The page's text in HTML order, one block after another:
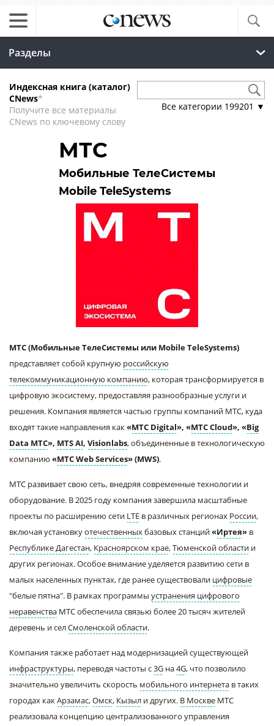
Разделы
Индексная книга (каталог)
CNews*
Получите все материалы
CNews по ключевому слову
Все категории 199201 ▼
МТС
Мобильные ТелеСистемы
Mobile TeleSystems
МТС (Мобильные ТелеСистемы или Mobile TeleSystems)
представляет собой крупную российскую
телекоммуникационную компанию, которая трансформируется в
цифровую экосистему, предоставляя разнообразные услуги и
решения. Компания является частью группы компаний МТС, куда
входят такие направления как«МТС Digital», «МТС Cloud», «Big
Data МТС», MTS AI, Visionlabs, объединенные в технологическую
компанию «МТС Web Services» (MWS).
МТС развивает свою сеть, внедряя современные технологии и
оборудование. В 2025 году компания завершила масштабные
проекты по расширению сети LTE в различных регионах России,
включая установкуотечественныхбазовых станций«Иртея» в
Республике Дагестан, Красноярском крае,Тюменской области и
других регионах. Особое внимание уделяется развитию сети в
малых населенных пунктах, где ранее существовали цифровые
"белые пятна". В рамках программы устранения цифрового
неравенства МТС обеспечила связью более 20 тысяч жителей
деревень и селСмоленской области.
Компания также работает над модернизацией существующей
инфраструктуры, переводя частоты с3G на4G, что позволило
значительно увеличить скорость мобильного интернета в таких
городах какАрзамас,Омск, Кызыл и других. В Москве МТС
реализовала концепцию централизованного управления